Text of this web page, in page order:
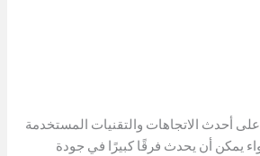
على أحدث الاتجاهات والتقنيات المستخدمة
يمكن أن يحدث فرقًا كبيرًا في جودة